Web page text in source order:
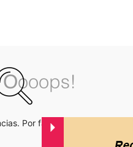
Por favor inténtalo de nuevo.